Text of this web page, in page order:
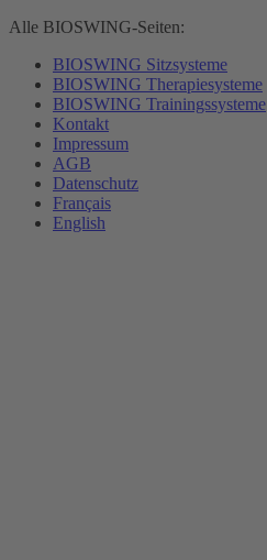
Alle BIOSWING-Seiten:
BIOSWING Sitzsysteme
BIOSWING Therapiesysteme
BIOSWING Trainingssysteme
Kontakt
Impressum
AGB
Datenschutz
Français
English